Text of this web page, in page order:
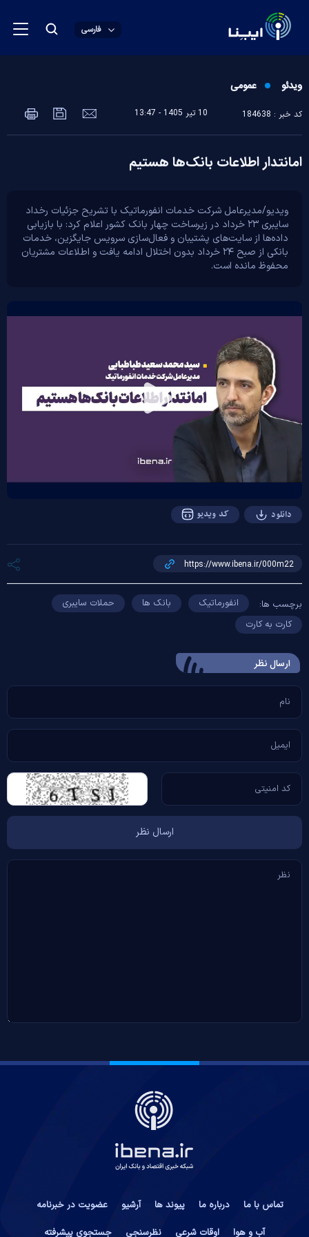
فارسی
ویدئو عمومی
کد خبر : 184638 10 تير 1405 - 13:47
امانتدار اطلاعات بانک‌ها هستیم
ویدیو/مدیرعامل شرکت خدمات انفورماتیک با تشریح جزئیات رخداد
سایبری ۲۳ خرداد در زیرساخت چهار بانک کشور اعلام کرد: با بازیابی
داده‌ها از سایت‌های پشتیبان و فعال‌سازی سرویس جایگزین، خدمات
بانکی از صبح ۲۴ خرداد بدون اختلال ادامه یافت و اطلاعات مشتریان
محفوظ مانده است.
Play
دانلود کد ویدیو
برچسب ها: انفورماتیک بانک ها
حملات سایبری
کارت به کارت
ارسال‌ نظر
تماس با ما درباره ما پیوند ها آرشیو
عضویت در خبرنامه
آب و هوا
اوقات شرعی نظرسنجی جستجوی پیشرفته